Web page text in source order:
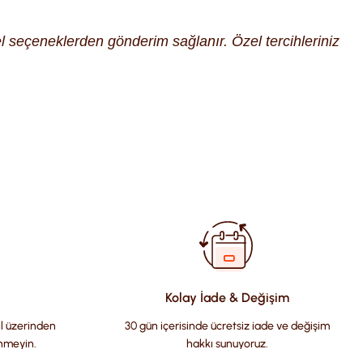
gönderim sağlanır. Özel tercihleriniz
üzerinden
Kolay İade & Değişim
30 gün içerisinde ücretsiz iade ve değişim
hakkı sunuyoruz.